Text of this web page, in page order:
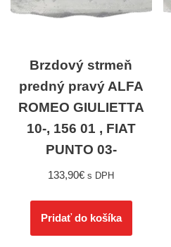
Brzdový strmeň
predný pravý ALFA
ROMEO GIULIETTA
10-, 156 01 , FIAT
PUNTO 03-
133,90€ s DPH
Pridať do košíka